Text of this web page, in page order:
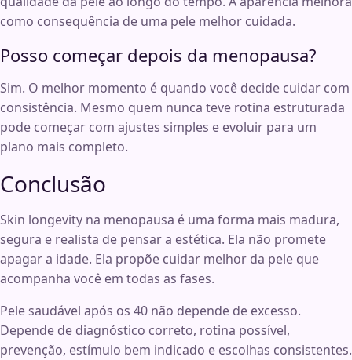
como consequência de uma pele melhor cuidada.
Posso começar depois da menopausa?
Sim. O melhor momento é quando você decide cuidar com
consistência. Mesmo quem nunca teve rotina estruturada
pode começar com ajustes simples e evoluir para um
plano mais completo.
Conclusão
Skin longevity na menopausa é uma forma mais madura,
segura e realista de pensar a estética. Ela não promete
apagar a idade. Ela propõe cuidar melhor da pele que
acompanha você em todas as fases.
Pele saudável após os 40 não depende de excesso.
Depende de diagnóstico correto, rotina possível,
prevenção, estímulo bem indicado e escolhas consistentes.